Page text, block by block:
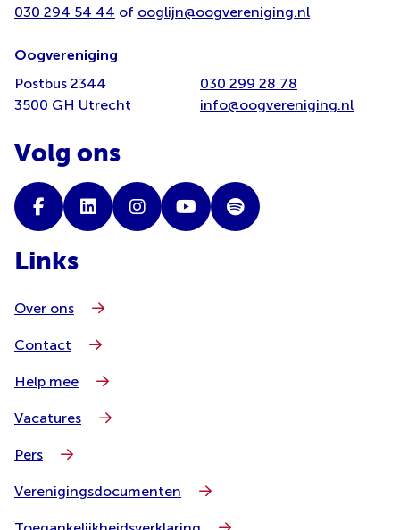
030 294 54 44 of ooglijn@oogvereniging.nl
Oogvereniging
Postbus 2344
3500 GH Utrecht
030 299 28 78
info@oogvereniging.nl
Volg ons
Links
Over ons
Contact
Help mee
Vacatures
Pers
Verenigingsdocumenten